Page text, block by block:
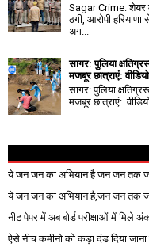
Sagar Crime: शेयर
ठगी, आरोपी
अग...
सागर: पुलिया
मजबूर छात्राएं:
सागर: पुलिया
मजबूर छात्राएं:
ये जन जन का अभियान है जन जन तक
ये जन जन का अभियान है,जन जन तक
नीट पेपर में अब बोर्ड परीक्षाओं में मिले
ऐसे नीच कमीनो को कड़ा दंड दिया जाना